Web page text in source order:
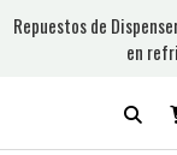
Repuestos de
en